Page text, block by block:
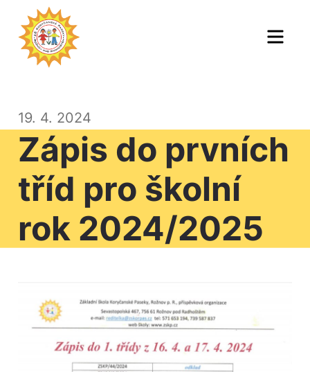
content
Menu
19. 4. 2024
Zápis do prvních
tříd pro školní
rok 2024/2025